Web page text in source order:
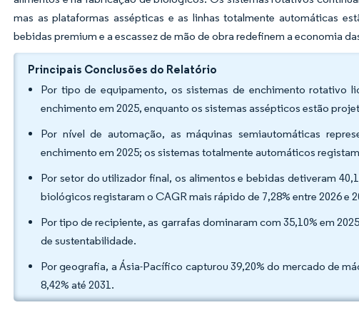
mas as plataformas assépticas e as linhas totalmente automáticas
bebidas premium e a escassez de mão de obra redefinem a economia
Principais Conclusões do Relatório
Por tipo de equipamento, os sistemas de enchimento rotativo
enchimento em 2025, enquanto os sistemas assépticos estão
Por nível de automação, as máquinas semiautomáticas
enchimento em 2025; os sistemas totalmente automáticos
Por setor do utilizador final, os alimentos e bebidas detiveram
biológicos registaram o CAGR mais rápido de 7,28% entre 2026 e
Por tipo de recipiente, as garrafas dominaram com 35,10% em
de sustentabilidade.
Por geografia, a Ásia-Pacífico capturou 39,20% do mercado de
8,42% até 2031.